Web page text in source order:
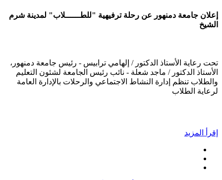
إعلان جامعة دمنهور عن رحلة ترفيهية "للطــــــلاب" لمدينة شرم
الشيخ
تحت رعاية الأستاذ الدكتور / إلهامي ترابيس - رئيس جامعة دمنهور،
الأستاذ الدكتور / ماجد شعلة - نائب رئيس الجامعة لشئون التعليم
والطلاب تنظم إدارة النشاط الاجتماعي والرحلات بالإدارة العامة
لرعاية الطلاب
إقرأ المزيد